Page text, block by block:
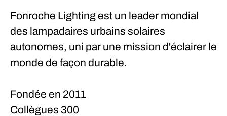
Fonroche Lighting est un leader mondial
des lampadaires urbains solaires
autonomes, uni par une mission d'éclairer le
monde de façon durable.
Fondée en 2011
Collègues 300